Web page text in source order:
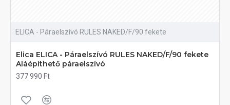
ELICA - Páraelszívó RULES NAKED/F/90 fekete
Elica ELICA - Páraelszívó RULES NAKED/F/90 fekete
Aláépíthető páraelszívó
377 990 Ft